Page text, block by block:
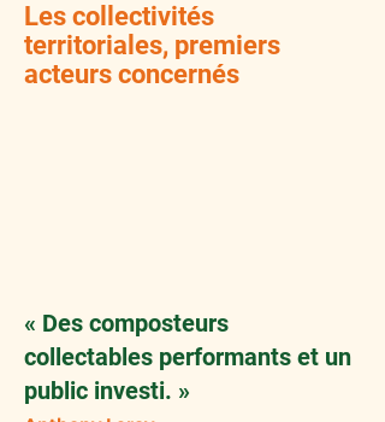
Les collectivités
territoriales, premiers
acteurs concernés
« Des composteurs
collectables performants et un
public investi. »